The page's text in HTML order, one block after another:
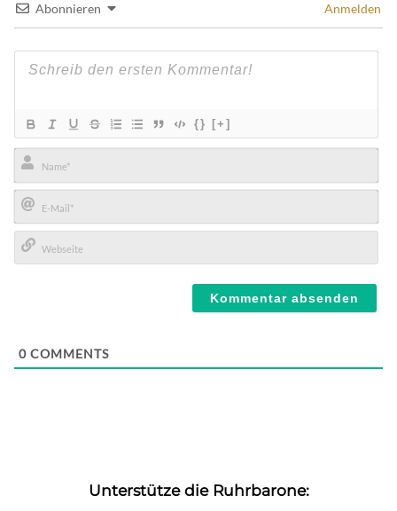
Abonnieren Anmelden
{} [+]
Name*
E-
Mail*
0 COMMENTS
Unterstütze die Ruhrbarone: